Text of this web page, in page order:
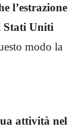
l’estrazione
Stati Uniti
modo la
attività nel